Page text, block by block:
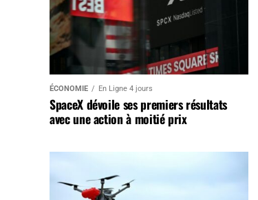
ÉCONOMIE En Ligne 4 jours
SpaceX dévoile ses premiers résultats
avec une action à moitié prix